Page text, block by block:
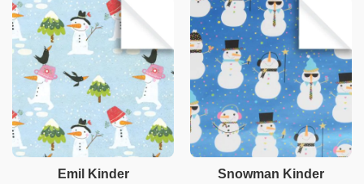
Emil Kinder
Snowman Kinder